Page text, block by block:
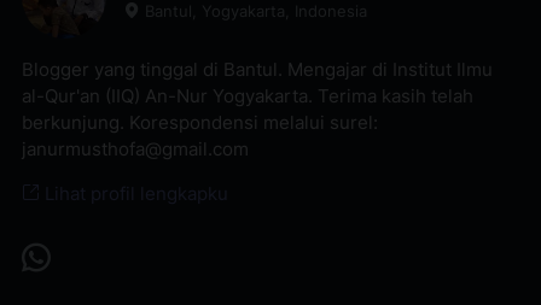
Bantul, Yogyakarta, Indonesia
Blogger yang tinggal di Bantul. Mengajar di Institut Ilmu
al-Qur'an (IIQ) An-Nur Yogyakarta. Terima kasih telah
berkunjung. Korespondensi melalui surel:
janurmusthofa@gmail.com
Lihat profil lengkapku